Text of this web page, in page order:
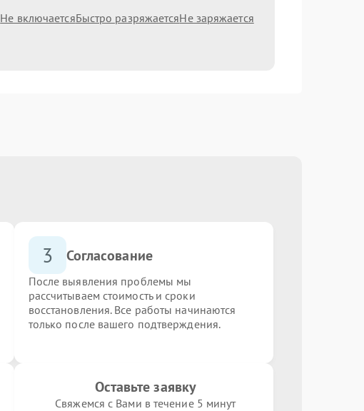
Не включаетсяБыстро разряжаетсяНе заряжается
3 Согласование
После выявления проблемы мы
рассчитываем стоимость и сроки
восстановления. Все работы начинаются
только после вашего подтверждения.
Оставьте заявку
Свяжемся с Вами в течение 5 минут